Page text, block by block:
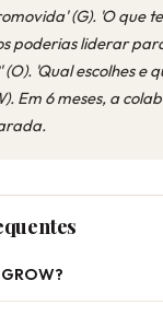
(G). 'O que
poderias liderar
'Qual escolhes e
Em 6 meses, a